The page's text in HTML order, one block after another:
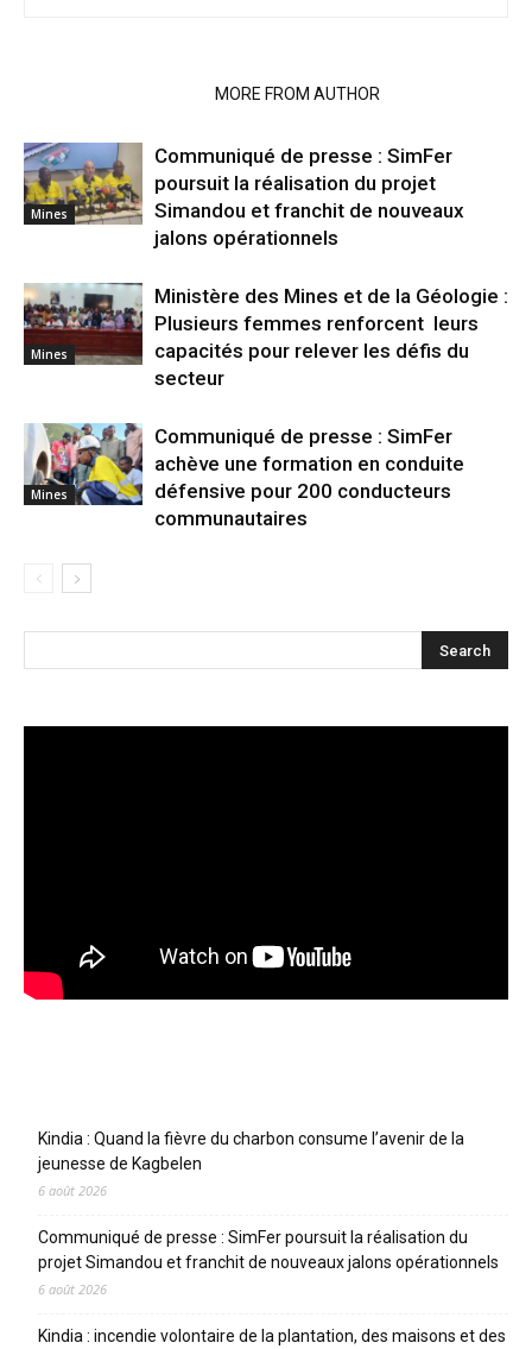
MORE FROM AUTHOR
Mines
Communiqué de presse : SimFer
poursuit la réalisation du projet
Simandou et franchit de nouveaux
jalons opérationnels
Mines
Ministère des Mines et de la Géologie :
Plusieurs femmes renforcent leurs
capacités pour relever les défis du
secteur
Mines
Communiqué de presse : SimFer
achève une formation en conduite
défensive pour 200 conducteurs
communautaires
Kindia : Quand la fièvre du charbon consume l’avenir de la
jeunesse de Kagbelen
6 août 2026
Communiqué de presse : SimFer poursuit la réalisation du
projet Simandou et franchit de nouveaux jalons opérationnels
6 août 2026
Kindia : incendie volontaire de la plantation, des maisons et des